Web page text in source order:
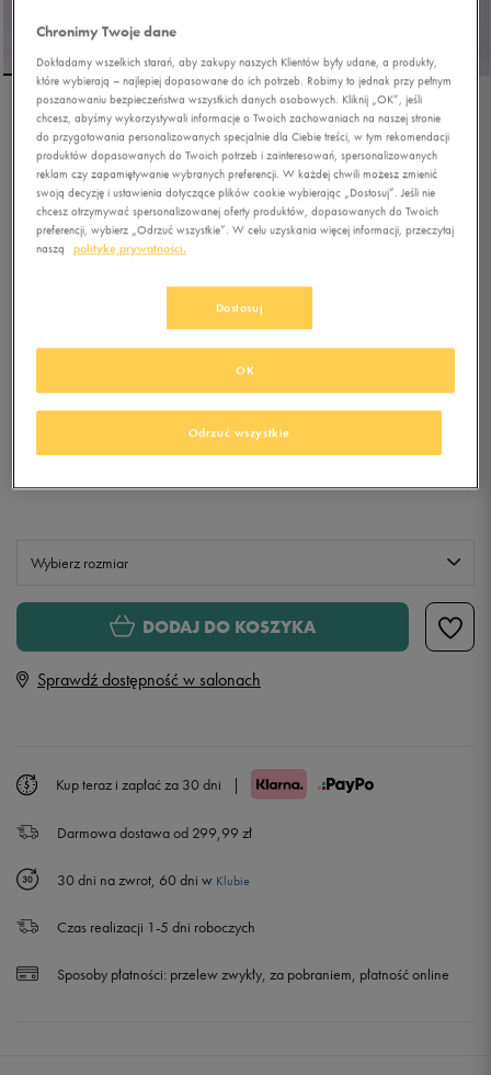
NIKE SPÓDNICZKA W
NSW ESSTL WVN MR
CGO MDI SKT
5.0(1)
(cena bezpośrednio przed promocją)
202,49złz Vat
KLUBIE 50 STYLE
Wybierz rozmiar
S
DODAJ DO KOSZYKA
Sprawdź dostępność w salonach
Kup teraz i zapłać za 30 dni |
Darmowa dostawa od 299,99 zł
30 dni na zwrot, 60 dni w Klubie
Czas realizacji 1-5 dni roboczych
Sposoby płatności: przelew zwykły, za pobraniem, płatność online
Chronimy Twoje dane
Dokładamy wszelkich starań, aby zakupy naszych Klientów były udane, a produkty,
które wybierają – najlepiej dopasowane do ich potrzeb. Robimy to jednak przy pełnym
poszanowaniu bezpieczeństwa wszystkich danych osobowych. Kliknij „OK”, jeśli
chcesz, abyśmy wykorzystywali informacje o Twoich zachowaniach na naszej stronie
do przygotowania personalizowanych specjalnie dla Ciebie treści, w tym rekomendacji
produktów dopasowanych do Twoich potrzeb i zainteresowań, spersonalizowanych
reklam czy zapamiętywanie wybranych preferencji. W każdej chwili możesz zmienić
swoją decyzję i ustawienia dotyczące plików cookie wybierając „Dostosuj”. Jeśli nie
chcesz otrzymywać spersonalizowanej oferty produktów, dopasowanych do Twoich
preferencji, wybierz „Odrzuć wszystkie”. W celu uzyskania więcej informacji, przeczytaj
naszą
politykę prywatności.
Dostosuj
Odrzuć wszystkie
OK